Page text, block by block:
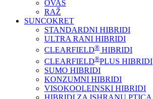
OVAS
RAŽ
SUNCOKRET
STANDARDNI HIBRIDI
ULTRA RANI HIBRIDI
CLEARFIELD® HIBRIDI
CLEARFIELD®PLUS HIBRIDI
SUMO HIBRIDI
KONZUMNI HIBRIDI
VISOKOOLEINSKI HIBRIDI
HIBRIDI ZA ISHRANU PTICA